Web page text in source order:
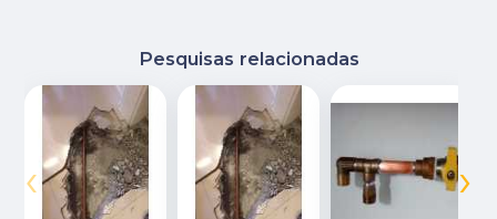
Pesquisas relacionadas
‹ ›